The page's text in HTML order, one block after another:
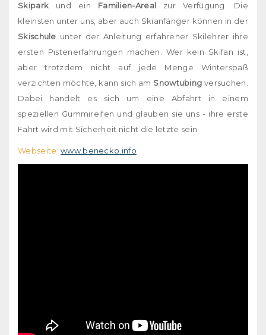
Skipark und ein Familien-Areal zur Verfügung. Die
kleinsten unter uns, aber auch Skianfänger können in der
Skischule unter der Anleitung erfahrener Skilehrer ihre
ersten Pistenerfahrungen machen. Wer kein Skifan ist,
aber trotzdem nicht auf jede Menge Winterspaß
verzichten möchte, kann sich am Snowtubing versuchen.
Dabei handelt es sich um eine Abfahrt in einem
speziellen Gummireifen und glauben sie uns - ihre erste
Fahrt wird mit Sicherheit nicht die letzte sein.
Webseite:www.benecko.info